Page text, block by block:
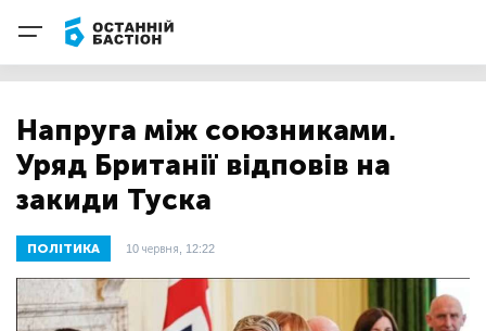
Напруга між союзниками.
Уряд Британії відповів на
закиди Туска
ПОЛІТИКА 10 червня, 12:22